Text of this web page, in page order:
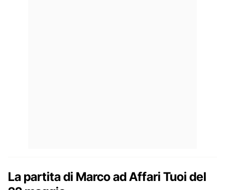
La partita di Marco ad Affari Tuoi del